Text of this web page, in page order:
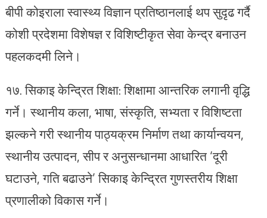
बीपी कोइराला स्वास्थ्य विज्ञान प्रतिष्ठानलाई थप सुदृढ गर्दै
कोशी प्रदेशमा विशेषज्ञ र विशिष्टीकृत सेवा केन्द्र बनाउन
पहलकदमी लिने।
१७.⁠ सिकाइ केन्द्रित शिक्षा: शिक्षामा आन्तरिक लगानी वृद्धि
गर्ने। स्थानीय कला, भाषा, संस्कृति, सभ्यता र विशिष्टता
झल्कने गरी स्थानीय पाठ्यक्रम निर्माण तथा कार्यान्वयन,
स्थानीय उत्पादन, सीप र अनुसन्धानमा आधारित ‘दूरी
घटाउने, गति बढाउने’ सिकाइ केन्द्रित गुणस्तरीय शिक्षा
प्रणालीको विकास गर्ने।